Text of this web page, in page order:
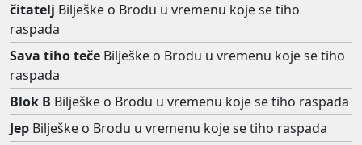
čitatelj Bilješke o Brodu u vremenu koje se tiho
raspada
Sava tiho teče Bilješke o Brodu u vremenu koje se tiho
raspada
Blok B Bilješke o Brodu u vremenu koje se tiho raspada
Jep Bilješke o Brodu u vremenu koje se tiho raspada